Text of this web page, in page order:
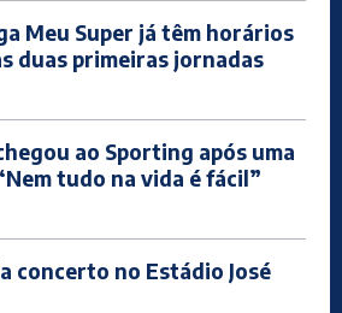
Meu Super já têm horários
duas primeiras jornadas
ao Sporting após uma
tudo na vida é fácil”
concerto no Estádio José